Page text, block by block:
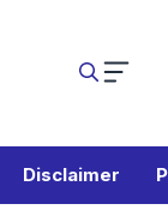
Disclaimer